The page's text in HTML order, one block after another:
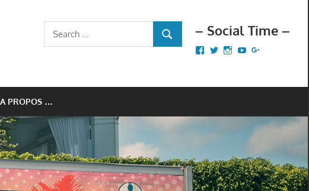
– Social Time –
Facebook
TwitterInstagram
YouTube
Search
for:
SEARCH
A PROPOS …